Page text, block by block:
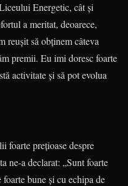
Energetic, cât şi
a meritat, deoarece,
reuşit să obţinem câteva
premii. Eu imi doresc foarte
activitate şi să pot evolua
foarte preţioase despre
ne-a declarat: „Sunt foarte
bune şi cu echipa de